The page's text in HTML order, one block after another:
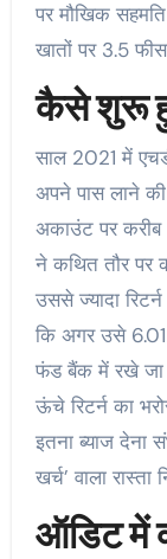
पर मौखिक
खातों पर 3.5
कैसे शुरू
साल 2021 में
अपने पास लाने
अकाउंट पर करीब
ने कथित तौर पर
उससे ज्यादा
कि अगर उसे 6.01
फंड बैंक में रखे जा
ऊंचे रिटर्न का
इतना ब्याज देना
खर्च’ वाला रास्ता
ऑडिट में